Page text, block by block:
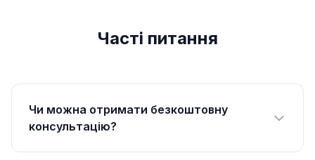
Часті питання
Чи можна отримати безкоштовну
консультацію?